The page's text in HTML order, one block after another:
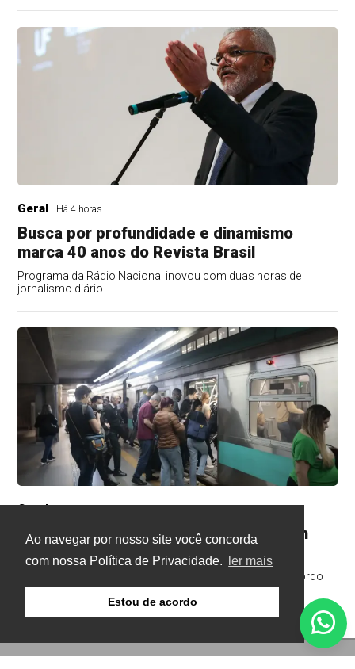
Ao navegar por nosso site você concorda
com nossa Política de Privacidade.
ler mais
Estou de acordo
Geral Há 4 horas
Busca por profundidade e dinamismo
marca 40 anos do Revista Brasil
Programa da Rádio Nacional inovou com duas horas de
jornalismo diário
Geral
Termina a greve nas linhas de trens em
São Paulo
Sindicato mantém estado de greve para acompanhar acordo